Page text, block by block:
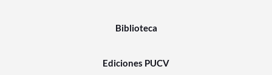
Biblioteca
Ediciones PUCV